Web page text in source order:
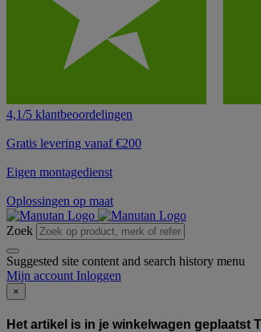
4,1/5 klantbeoordelingen
Gratis levering vanaf €200
Eigen montagedienst
Oplossingen op maat
Zoek
Suggested site content and search history menu
Mijn account Inloggen
×
Het artikel is in je winkelwagen geplaatst